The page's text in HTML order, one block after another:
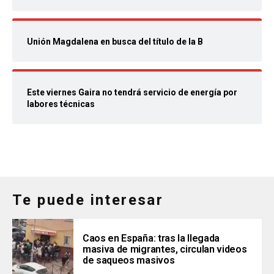
Unión Magdalena en busca del título de la B
Este viernes Gaira no tendrá servicio de energía por
labores técnicas
Te puede interesar
Caos en España: tras la llegada
masiva de migrantes, circulan videos
de saqueos masivos